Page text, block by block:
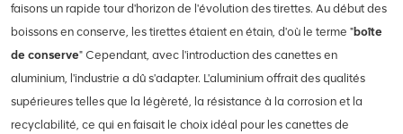
faisons un rapide tour d'horizon de l'évolution des tirettes. Au début des
boissons en conserve, les tirettes étaient en étain, d'où le terme "boîte
de conserve" Cependant, avec l'introduction des canettes en
aluminium, l'industrie a dû s'adapter. L'aluminium offrait des qualités
supérieures telles que la légèreté, la résistance à la corrosion et la
recyclabilité, ce qui en faisait le choix idéal pour les canettes de